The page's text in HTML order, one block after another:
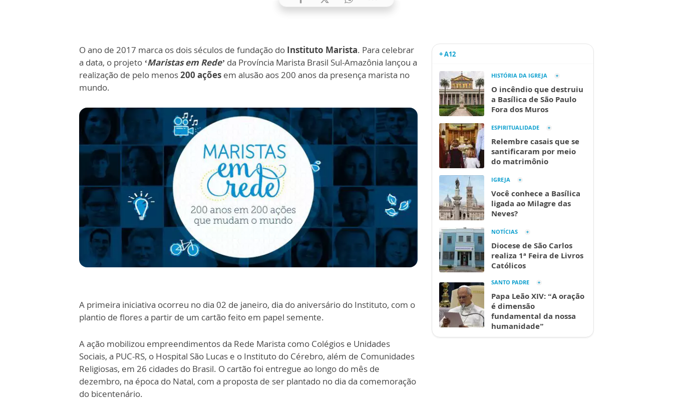
O ano de 2017 marca os dois séculos de fundação do Instituto Marista. Para celebrar
a data, o projeto ‘Maristas em Rede’ da Província Marista Brasil Sul-Amazônia lançou a
realização de pelo menos200 ações em alusão aos 200 anos da presença marista no
mundo.
A primeira iniciativa ocorreu no dia 02 de janeiro, dia do aniversário do Instituto, com o
plantio de flores a partir de um cartão feito em papel semente.
A ação mobilizou empreendimentos da Rede Marista como Colégios e Unidades
Sociais, a PUC-RS, o Hospital São Lucas e o Instituto do Cérebro, além de Comunidades
Religiosas, em 26 cidades do Brasil. O cartão foi entregue ao longo do mês de
dezembro, na época do Natal, com a proposta de ser plantado no dia da comemoração
do bicentenário.
+ A12
HISTÓRIA DA IGREJA
O incêndio que destruiu
a Basílica de São Paulo
Fora dos Muros
ESPIRITUALIDADE
Relembre casais que se
santificaram por meio
do matrimônio
IGREJA
Você conhece a Basílica
ligada ao Milagre das
Neves?
NOTÍCIAS
Diocese de São Carlos
realiza 1ª Feira de Livros
Católicos
SANTO PADRE
Papa Leão XIV: “A oração
é dimensão
fundamental da nossa
humanidade”